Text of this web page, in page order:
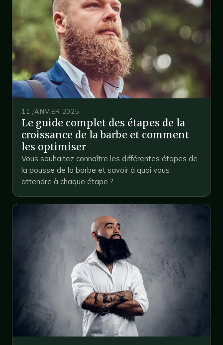
11 JANVIER 2025
Le guide complet des étapes de la
croissance de la barbe et comment
les optimiser
Vous souhaitez connaître les différentes étapes de
la pousse de la barbe et savoir à quoi vous
attendre à chaque étape ?